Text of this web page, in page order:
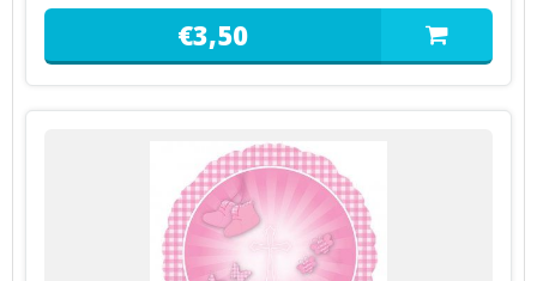
€3,50